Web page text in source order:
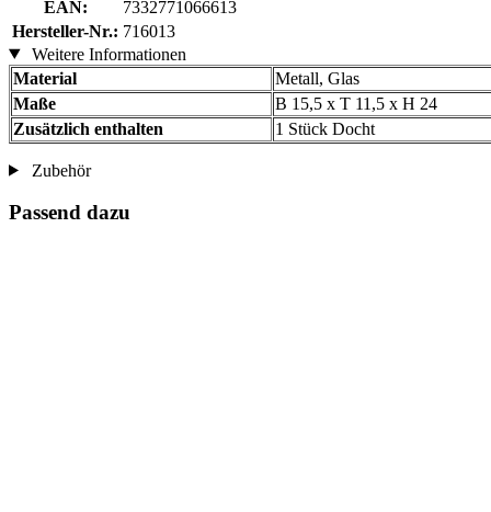
EAN:
7332771066613
Hersteller-Nr.: 716013
Weitere Informationen
Material
Metall, Glas
Maße
B 15,5 x T 11,5 x H 24
Zusätzlich enthalten
1 Stück Docht
Zubehör
Passend dazu